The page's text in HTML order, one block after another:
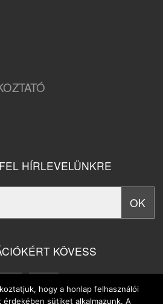
HÍRLEVELÜNKRE
KÖVESS
hogy a honlap felhasználói
érdekében sütiket alkalmazunk. A